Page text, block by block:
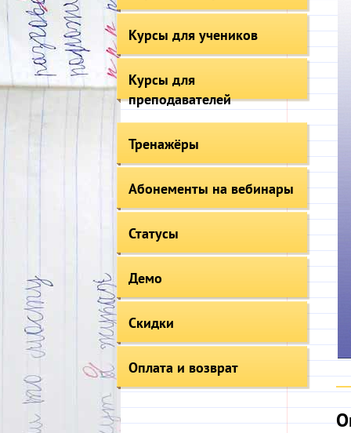
Курсы для учеников
Курсы для
преподавателей
Тренажёры
Абонементы на вебинары
Статусы
Демо
Скидки
Оплата и возврат